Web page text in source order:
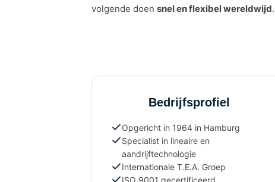
volgende doen snel en flexibel wereldwijd.
Bedrijfsprofiel
Opgericht in 1964 in Hamburg
Specialist in lineaire en
aandrijftechnologie
Internationale T.E.A. Groep
ISO 9001 gecertificeerd